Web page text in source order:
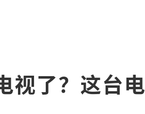
视了？这台电